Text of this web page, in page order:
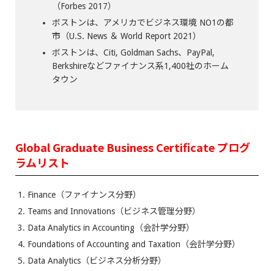
（Forbes 2017）
ボストンは、アメリカでビジネス環境 NO1の都
市（U.S. News ＆ World Report 2021）
ボストンは、Citi, Goldman Sachs、PayPal,
Berkshireなどファイナンス系1,400社のホーム
タウン
Global Graduate Business Certificate プログ
ラムリスト
Finance（ファイナンス分野）
Teams and Innovations（ビジネス管理分野）
Data Analytics in Accounting（会計学分野）
Foundations of Accounting and Taxation（会計学分野）
Data Analytics（ビジネス分析分野）